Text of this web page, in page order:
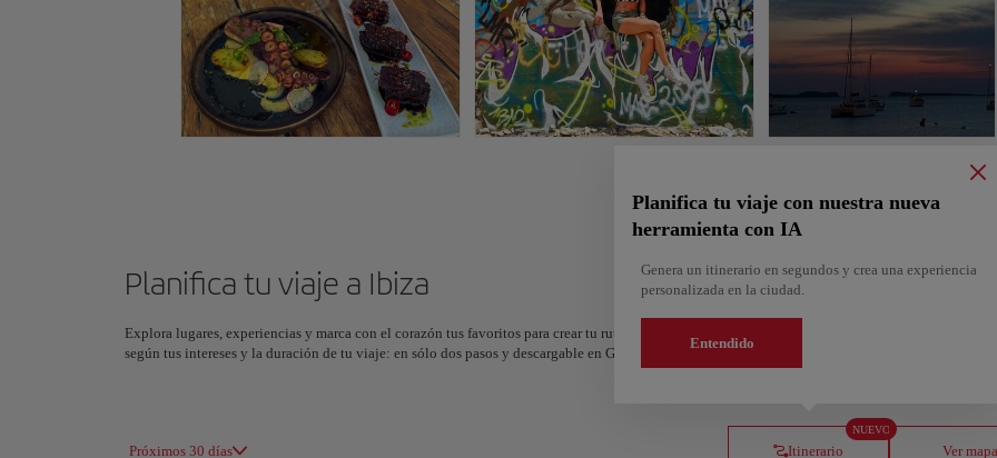
Planifica tu viaje a Ibiza
Explora lugares, experiencias y marca con el corazón tus favoritos para crear tu ruta y compartirla. ¿Quieres más ideas? Obtén un itinerario
según tus intereses y la duración de tu viaje: en sólo dos pasos y descargable en Google Maps.
Próximos 30 días Itinerario
NUEVO
Planifica tu viaje con nuestra nueva
herramienta con IA
Genera un itinerario en segundos y crea una experiencia
personalizada en la ciudad.
Entendido
Ver mapa